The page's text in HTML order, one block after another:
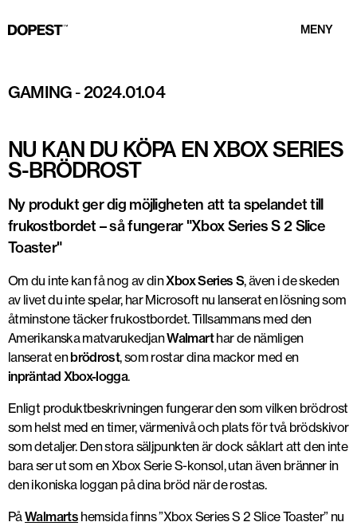
MENY
GAMING -2024.01.04
NU KAN DU KÖPA EN XBOX SERIES
S-BRÖDROST
Ny produkt ger dig möjligheten att ta spelandet till
frukostbordet – så fungerar "Xbox Series S 2 Slice
Toaster"
Om du inte kan få nog av dinXbox Series S, även i de skeden
av livet du inte spelar, har Microsoft nu lanserat en lösning som
åtminstone täcker frukostbordet. Tillsammans med den
Amerikanska matvarukedjanWalmarthar de nämligen
lanserat enbrödrost, som rostar dina mackor med en
inpräntad Xbox-logga.
Enligt produktbeskrivningen fungerar den som vilken brödrost
som helst med en timer, värmenivå och plats för två brödskivor
som detaljer. Den stora säljpunkten är dock såklart att den inte
bara ser ut som en Xbox Serie S-konsol, utan även bränner in
den ikoniska loggan på dina bröd när de rostas.
PåWalmartshemsida finns ”Xbox Series S 2 Slice Toaster” nu